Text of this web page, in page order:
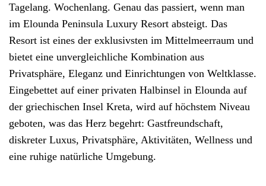
Tagelang. Wochenlang. Genau das passiert, wenn man
im Elounda Peninsula Luxury Resort absteigt. Das
Resort ist eines der exklusivsten im Mittelmeerraum und
bietet eine unvergleichliche Kombination aus
Privatsphäre, Eleganz und Einrichtungen von Weltklasse.
Eingebettet auf einer privaten Halbinsel in Elounda auf
der griechischen Insel Kreta, wird auf höchstem Niveau
geboten, was das Herz begehrt: Gastfreundschaft,
diskreter Luxus, Privatsphäre, Aktivitäten, Wellness und
eine ruhige natürliche Umgebung.